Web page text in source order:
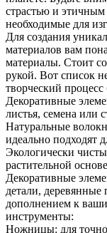
страстью и
необходимые для
Для создания
материалов вам
материалы. Стоит
рукой. Вот список
творческий
Декоративные
листья, семена или
Натуральные
идеально подходят
Экологически
растительной
Декоративные
детали,
дополнением к
инструменты:
Ножницы: для